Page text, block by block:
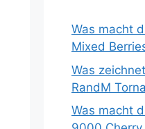
Was macht
Mixed
Was
RandM
Was macht